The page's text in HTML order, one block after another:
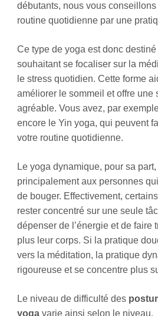
débutants, nous vous
routine quotidienne par une
Ce type de yoga est donc
souhaitant se focaliser sur la
le stress quotidien. Cette forme
améliorer le sommeil et offre une
agréable. Vous avez, par
encore le Yin yoga, qui peuvent
votre routine quotidienne.
Le yoga dynamique, pour sa part,
principalement aux personnes
de bouger. Effectivement,
rester concentré sur une seule
dépenser de l’énergie et de faire
plus leur corps. Si la pratique
vers la méditation, la pratique
rigoureuse et se concentre plus
Le niveau de difficulté des
yoga varie ainsi selon le niveau.